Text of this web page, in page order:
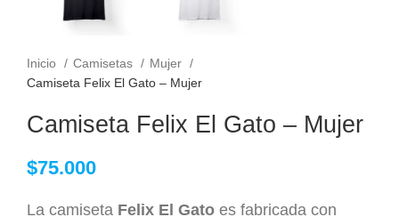
Inicio Camisetas
Mujer
Camiseta Felix El Gato – Mujer
Camiseta Felix El Gato – Mujer
$75.000
La camiseta Felix El Gato es fabricada con